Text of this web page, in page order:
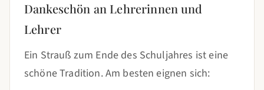
Dankeschön an Lehrerinnen und
Lehrer
Ein Strauß zum Ende des Schuljahres ist eine
schöne Tradition. Am besten eignen sich: